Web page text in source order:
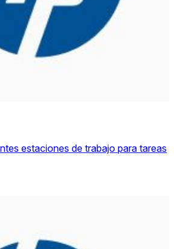
estaciones de trabajo para tareas